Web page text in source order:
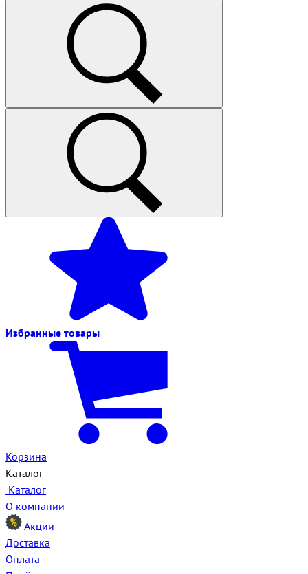
Избранные товары
Корзина
Каталог
Каталог
О компании
Акции
Доставка
Оплата